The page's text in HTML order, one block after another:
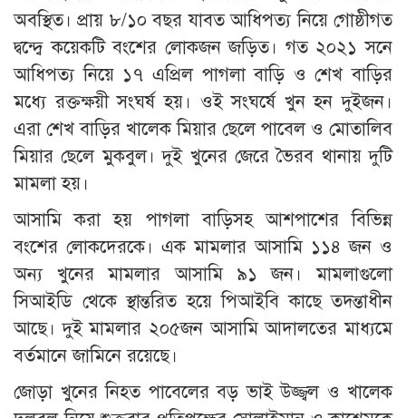
অবস্থিত। প্রায় ৮/১০ বছর যাবত আধিপত্য নিয়ে গোষ্ঠীগত
দ্বন্দ্বে কয়েকটি বংশের লোকজন জড়িত। গত ২০২১ সনে
আধিপত্য নিয়ে ১৭ এপ্রিল পাগলা বাড়ি ও শেখ বাড়ির
মধ্যে রক্তক্ষয়ী সংঘর্ষ হয়। ওই সংঘর্ষে খুন হন দুইজন।
এরা শেখ বাড়ির খালেক মিয়ার ছেলে পাবেল ও মোতালিব
মিয়ার ছেলে মুকবুল। দুই খুনের জেরে ভৈরব থানায় দুটি
মামলা হয়।
আসামি করা হয় পাগলা বাড়িসহ আশপাশের বিভিন্ন
বংশের লোকদেরকে। এক মামলার আসামি ১১৪ জন ও
অন্য খুনের মামলার আসামি ৯১ জন। মামলাগুলো
সিআইডি থেকে স্থান্তরিত হয়ে পিআইবি কাছে তদন্তাধীন
আছে। দুই মামলার ২০৫জন আসামি আদালতের মাধ্যমে
বর্তমানে জামিনে রয়েছে।
জোড়া খুনের নিহত পাবেলের বড় ভাই উজ্জ্বল ও খালেক